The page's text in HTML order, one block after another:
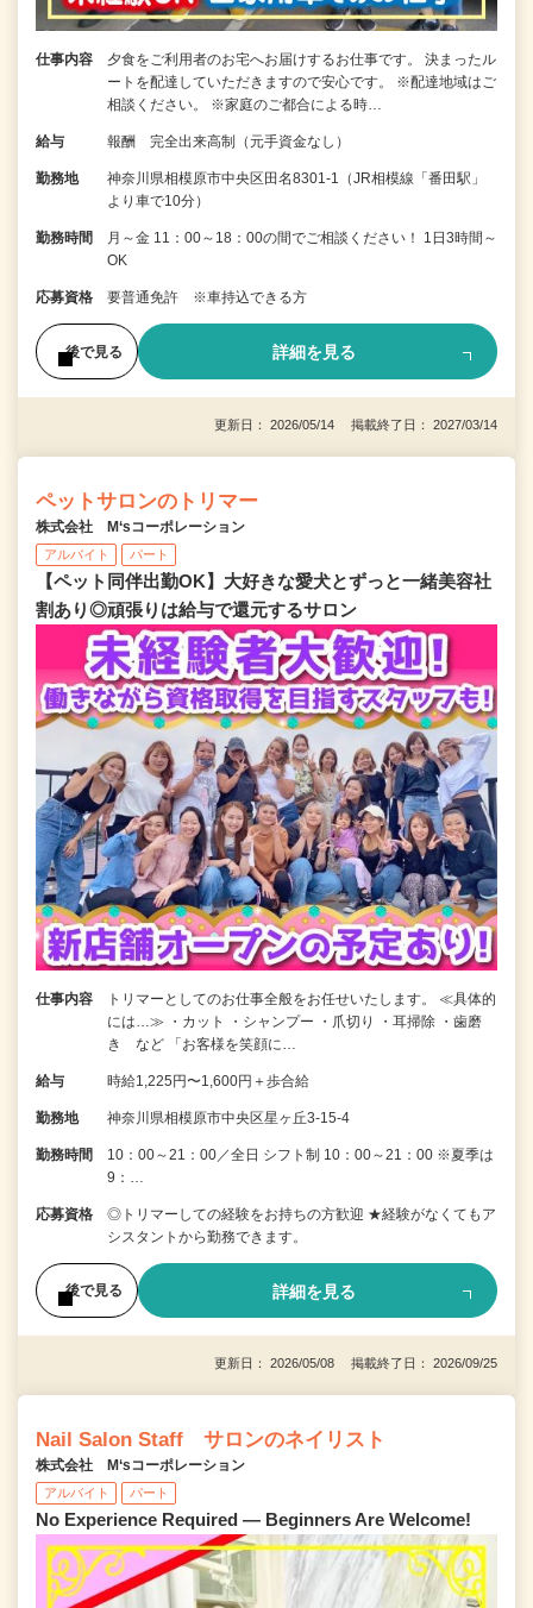
仕事内容
夕食をご利用者のお宅へお届けするお仕事です。 決まったル
ートを配達していただきますので安心です。 ※配達地域はご
相談ください。 ※家庭のご都合による時…
給与 報酬 完全出来高制（元手資金なし）
勤務地
神奈川県相模原市中央区田名8301-1（JR相模線「番田駅」
より車で10分）
勤務時間
月～金 11：00～18：00の間でご相談ください！ 1日3時間～
OK
応募資格 要普通免許 ※車持込できる方
後で見る 詳細を見る
更新日： 2026/05/14 掲載終了日： 2027/03/14
ペットサロンのトリマー
株式会社 M‘sコーポレーション
アルバイト パート
【ペット同伴出勤OK】大好きな愛犬とずっと一緒美容社
割あり◎頑張りは給与で還元するサロン
仕事内容
トリマーとしてのお仕事全般をお任せいたします。 ≪具体的
には…≫ ・カット ・シャンプー ・爪切り ・耳掃除 ・歯磨
き など 「お客様を笑顔に…
給与 時給1,225円〜1,600円＋歩合給
勤務地 神奈川県相模原市中央区星ヶ丘3-15-4
勤務時間
10：00～21：00／全日 シフト制 10：00～21：00 ※夏季は
9：…
応募資格
◎トリマーしての経験をお持ちの方歓迎 ★経験がなくてもア
シスタントから勤務できます。
後で見る 詳細を見る
更新日： 2026/05/08 掲載終了日： 2026/09/25
Nail Salon Staff サロンのネイリスト
株式会社 M‘sコーポレーション
アルバイト パート
No Experience Required — Beginners Are Welcome!